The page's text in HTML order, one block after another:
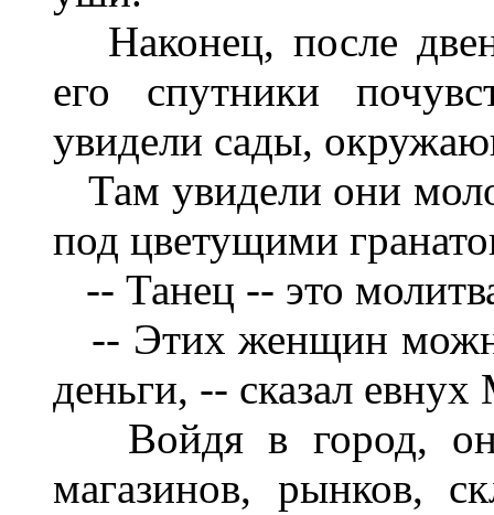
Наконец, после
его спутники
увидели сады,
Там увидели они
под цветущими
-- Танец -- это
-- Этих женщин
деньги, -- сказал
Войдя в город,
магазинов, рынков,